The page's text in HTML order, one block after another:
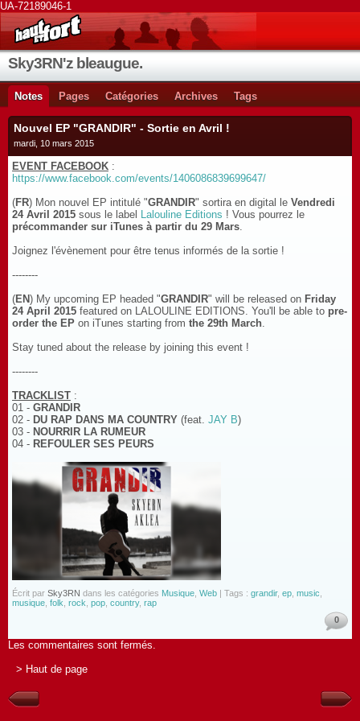
UA-72189046-1
Sky3RN'z bleaugue.
Notes Pages Catégories Archives Tags
Nouvel EP "GRANDIR" - Sortie en Avril !
mardi, 10 mars 2015
EVENT FACEBOOK :
https://www.facebook.com/events/1406086839699647/
(FR) Mon nouvel EP intitulé "GRANDIR" sortira en digital le Vendredi
24 Avril 2015 sous le label Lalouline Editions ! Vous pourrez le
précommander sur iTunes à partir du 29 Mars.
Joignez l'évènement pour être tenus informés de la sortie !
--------
(EN) My upcoming EP headed "GRANDIR" will be released on Friday
24 April 2015 featured on LALOULINE EDITIONS. You'll be able to pre-
order the EP on iTunes starting from the 29th March.
Stay tuned about the release by joining this event !
--------
TRACKLIST :
01 - GRANDIR
02 - DU RAP DANS MA COUNTRY (feat. JAY B)
03 - NOURRIR LA RUMEUR
04 - REFOULER SES PEURS
Écrit par Sky3RN dans les catégories Musique Web | Tags : grandir, ep music
musique folk rock pop country, rap
0
Les commentaires sont fermés.
> Haut de page